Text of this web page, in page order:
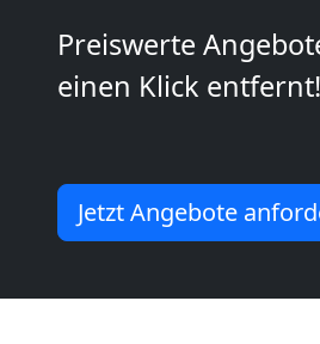
Preiswerte
einen Klick entfernt!
Jetzt Angebote
Mann
Feldkirch
Kunsttransport